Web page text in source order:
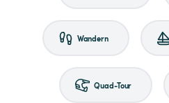
Wandern
Quad-Tour